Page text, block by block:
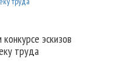
эскизов
труда